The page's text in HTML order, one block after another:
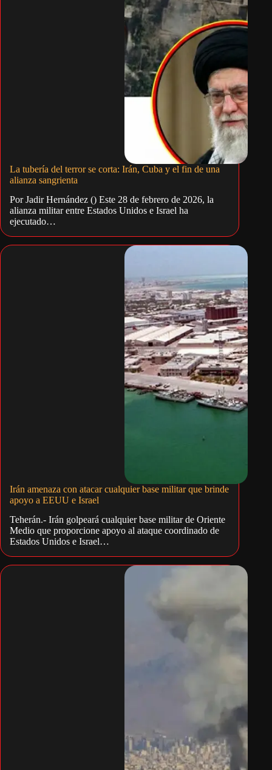
La tubería del terror se corta: Irán, Cuba y el fin de una
alianza sangrienta
Por Jadir Hernández () Este 28 de febrero de 2026, la
alianza militar entre Estados Unidos e Israel ha
ejecutado…
Irán amenaza con atacar cualquier base militar que brinde
apoyo a EEUU e Israel
Teherán.- Irán golpeará cualquier base militar de Oriente
Medio que proporcione apoyo al ataque coordinado de
Estados Unidos e Israel…